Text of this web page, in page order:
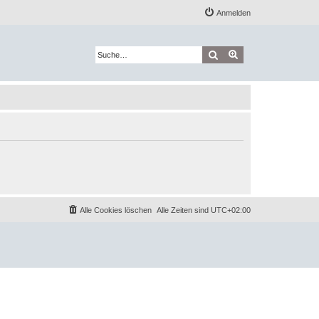
Anmelden
Suche
Alle Zeiten sind UTC+02:00
Alle Cookies löschen